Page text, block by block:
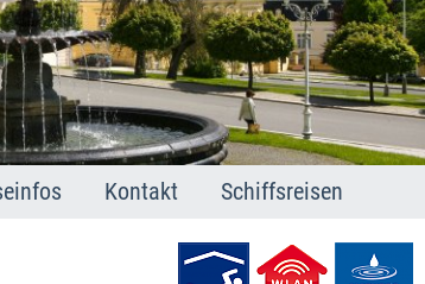
Kontakt Schiffsreisen